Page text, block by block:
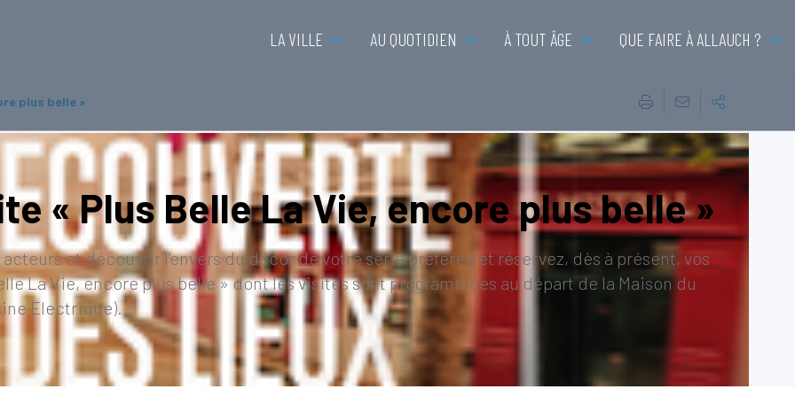
LA VILLE AU QUOTIDIEN À TOUT ÂGE QUE FAIRE À ALLAUCH ?
plus belle »
« Plus Belle La Vie, encore plus belle »
et découvrir l’envers du décor de votre série préférée et réservez, dès à présent, vos
La Vie, encore plus belle » dont les visites sont programmées au départ de la Maison du
Electrique).